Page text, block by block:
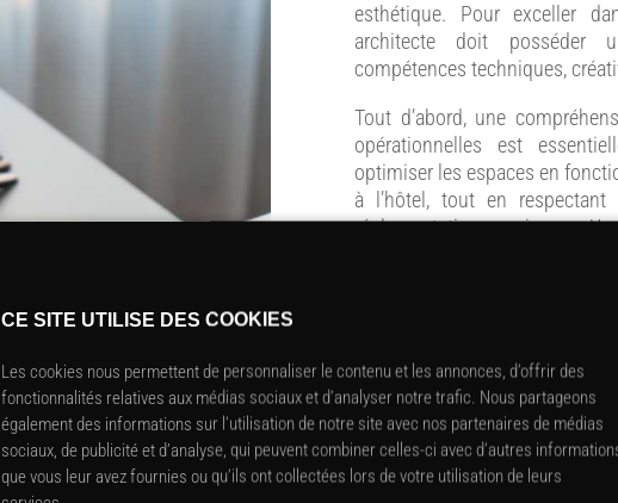
esthétique. Pour exceller
architecte doit posséder
compétences techniques,
Tout d’abord, une
opérationnelles est
optimiser les espaces en
à l’hôtel, tout en
réglementation en vigueur.
comment concevoir des
opérations quotidiennes,
des services proposés. De
comment créer des
visuellement mais qui aussi
l’établissement hôtelier. Cela
de matériaux, de couleurs
ambiances différentes
CE SITE UTILISE DES COOKIES
Les cookies nous permettent de personnaliser le contenu et les annonces, d’offrir des
fonctionnalités relatives aux médias sociaux et d’analyser notre trafic. Nous partageons
également des informations sur l’utilisation de notre site avec nos partenaires de médias
sociaux, de publicité et d’analyse, qui peuvent combiner celles-ci avec d’autres
que vous leur avez fournies ou qu’ils ont collectées lors de votre utilisation de leurs